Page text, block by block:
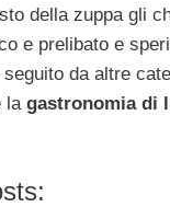
della zuppa gli
e prelibato e
da altre
la gastronomia di